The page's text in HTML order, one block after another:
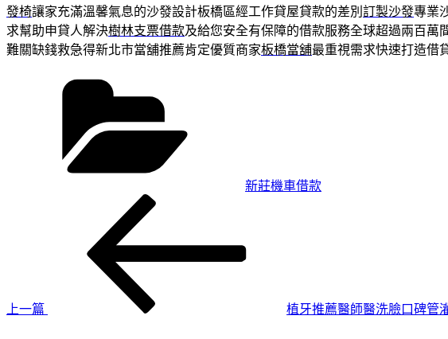
發椅讓家充滿溫馨氣息的沙發設計板橋區經工作貸屋貸款的差別 訂製沙發專業
求幫助申貸人解決樹林支票借款及給您安全有保障的借款服務全球超過兩百萬
難關缺錢救急得新北市當舖推薦肯定優質商家板橋當舖最重視需求快速打造借
新莊機車借款
上一篇
植牙推薦醫師醫洗臉口碑管